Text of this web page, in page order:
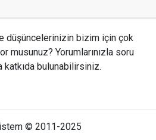
düşüncelerinizin bizim için çok
musunuz? Yorumlarınızla soru
katkıda bulunabilirsiniz.
© 2011-2025